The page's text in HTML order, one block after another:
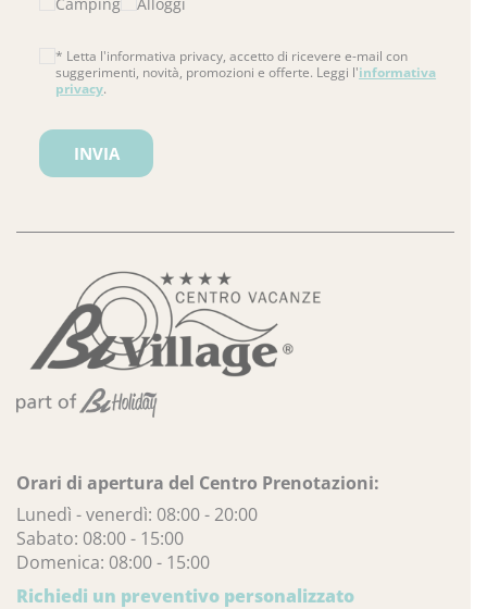
Camping
Alloggi
* Letta l'informativa privacy, accetto di ricevere e-mail con
suggerimenti, novità, promozioni e offerte. Leggi l'informativa
privacy.
Orari di apertura del Centro Prenotazioni:
Lunedì - venerdì: 08:00 - 20:00
Sabato: 08:00 - 15:00
Domenica: 08:00 - 15:00
Richiedi un preventivo personalizzato